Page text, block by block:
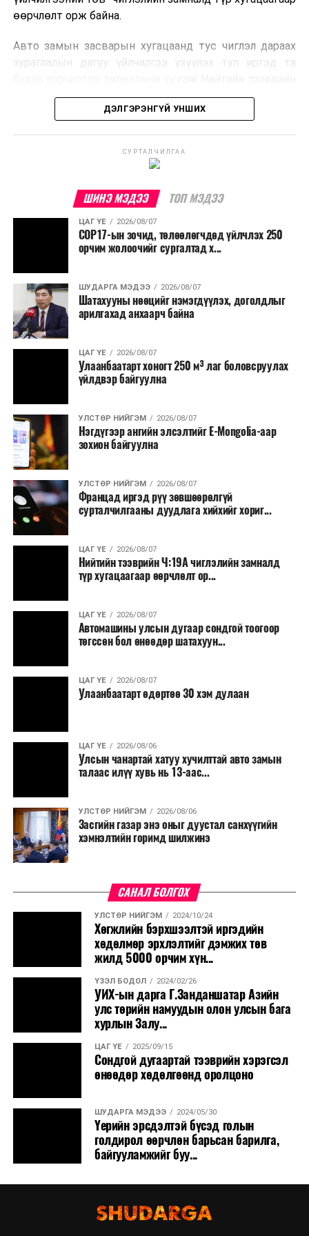
боловсруулах үйлдвэрүүдээр дулаан, цахилгаан
Ийнхүү лаг хатаах, шатаах технологийг лагийн
улсад өргөн ашиглаж байна.
өөрчлөлт орж байна.
Авто замын засварын хугацаанд тус чиглэл дараах
зураглалын дагуу үйлчилгээ үзүүлэх тул иргэд та
бодлогын газраас мэдээллээ.
ДЭЛГЭРЭНГҮЙ УНШИХ
СУРТАЛЧИЛГАА
ШИНЭ МЭДЭЭ ТОП МЭДЭЭ
ЦАГ ҮЕ 2026/08/07
COP17-ын зочид, төлөөлөгчдөд үйлчлэх 250
орчим жолоочийг сургалтад х...
ШУДАРГА МЭДЭЭ 2026/08/07
Шатахууны нөөцийг нэмэгдүүлэх, доголдлыг
арилгахад анхаарч байна
ЦАГ ҮЕ 2026/08/07
Улаанбаатарт хоногт 250 м³ лаг боловсруулах
үйлдвэр байгуулна
УЛСТӨР НИЙГЭМ 2026/08/07
Нэгдүгээр ангийн элсэлтийг E-Mongolia-аар
зохион байгуулна
УЛСТӨР НИЙГЭМ 2026/08/07
Францад иргэд рүү зөвшөөрөлгүй
сурталчилгааны дуудлага хийхийг хориг...
ЦАГ ҮЕ 2026/08/07
Нийтийн тээврийн Ч:19А чиглэлийн замналд
түр хугацаагаар өөрчлөлт ор...
ЦАГ ҮЕ 2026/08/07
Автомашины улсын дугаар сондгой тоогоор
төгссөн бол өнөөдөр шатахуун...
ЦАГ ҮЕ 2026/08/07
Улаанбаатарт өдөртөө 30 хэм дулаан
ЦАГ ҮЕ 2026/08/06
Улсын чанартай хатуу хучилттай авто замын
талаас илүү хувь нь 13-аас...
УЛСТӨР НИЙГЭМ 2026/08/06
Засгийн газар энэ оныг дуустал санхүүгийн
хэмнэлтийн горимд шилжинэ
САНАЛ БОЛГОХ
УЛСТӨР НИЙГЭМ 2024/10/24
Хөгжлийн бэрхшээлтэй иргэдийн
хөдөлмөр эрхлэлтийг дэмжих төв
жилд 5000 орчим хүн...
ҮЗЭЛ БОДОЛ 2024/02/26
УИХ-ын дарга Г.Занданшатар Азийн
улс төрийн намуудын олон улсын бага
хурлын Залу...
ЦАГ ҮЕ 2025/09/15
Сондгой дугаартай тээврийн хэрэгсэл
өнөөдөр хөдөлгөөнд оролцоно
ШУДАРГА МЭДЭЭ 2024/05/30
Үерийн эрсдэлтэй бүсэд голын
голдирол өөрчлөн барьсан барилга,
байгууламжийг буу...